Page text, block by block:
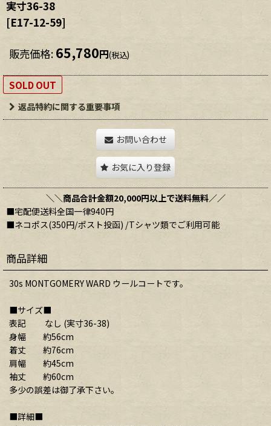
実寸36-38
[E17-12-59]
販売価格: 65,780円(税込)
SOLD OUT
返品特約に関する重要事項
お問い合わせ
お気に入り登録
＼＼商品合計金額20,000円以上で送料無料／／
■宅配便送料全国一律940円
■ネコポス(350円/ポスト投函) /Tシャツ類でご利用可能
商品詳細
30s MONTGOMERY WARD ウールコートです。
■サイズ■
表記 なし (実寸36-38)
身幅 約56cm
着丈 約76cm
肩幅 約45cm
袖丈 約60cm
多少の誤差は御了承下さい。
■詳細■